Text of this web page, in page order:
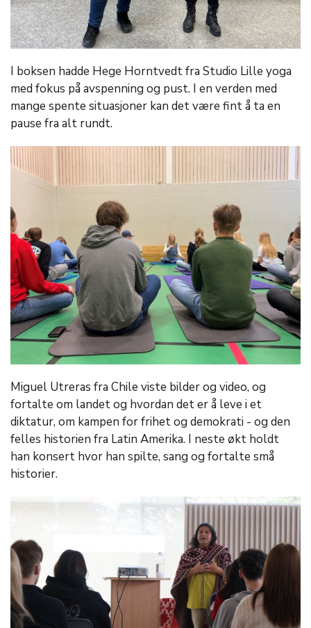
I boksen hadde Hege Horntvedt fra Studio Lille yoga
med fokus på avspenning og pust. I en verden med
mange spente situasjoner kan det være fint å ta en
pause fra alt rundt.
Miguel Utreras fra Chile viste bilder og video, og
fortalte om landet og hvordan det er å leve i et
diktatur, om kampen for frihet og demokrati - og den
felles historien fra Latin Amerika. I neste økt holdt
han konsert hvor han spilte, sang og fortalte små
historier.